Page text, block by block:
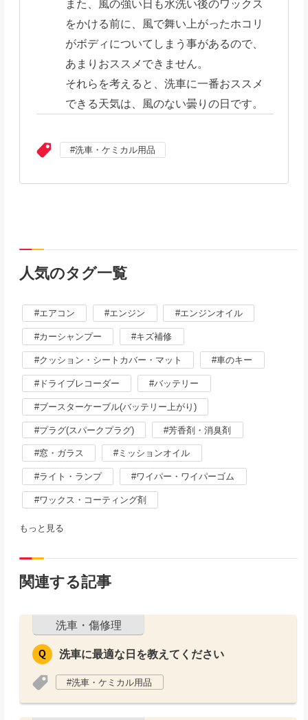
また、風の強い日も水洗い後のワックス
をかける前に、風で舞い上がったホコリ
がボディについてしまう事があるので、
あまりおススメできません。
それらを考えると、洗車に一番おススメ
できる天気は、風のない曇りの日です。
洗車・ケミカル用品
人気のタグ一覧
エアコン エンジン エンジンオイル
カーシャンプー キズ補修
クッション・シートカバー・マット 車のキー
ドライブレコーダー バッテリー
ブースターケーブル(バッテリー上がり)
プラグ(スパークプラグ) 芳香剤・消臭剤
窓・ガラス ミッションオイル
ライト・ランプ ワイパー・ワイパーゴム
ワックス・コーティング剤
もっと見る
関連する記事
洗車・傷修理
洗車に最適な日を教えてください
洗車・ケミカル用品